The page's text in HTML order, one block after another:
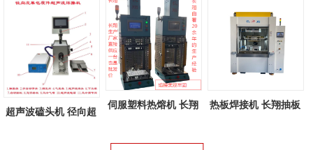
超声波磕头机 径向超
伺服塑料热熔机 长翔
热板焊接机 长翔抽板